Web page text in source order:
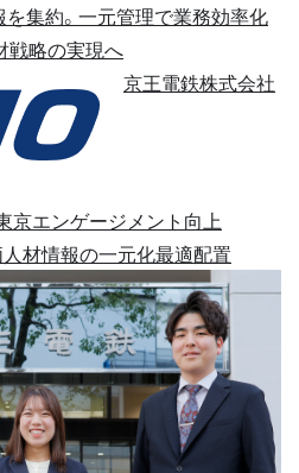
集約。一元管理で業務効率化
戦略の実現へ
京王電鉄株式会社
京エンゲージメント向上
人材情報の一元化最適配置